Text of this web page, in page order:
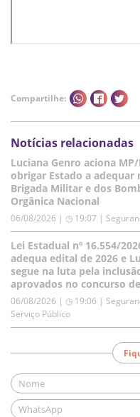
Compartilhe:
Notícias relacionadas
Luciana Genro aciona MP/
obrigar Estado a adequar
Brigada Militar e dos
Orgânica Nacional
06/08/2026 | ◷ 19:07 |
Lei Estadual nº 16.554/
adequa edital de 2026 e
segue na luta pela
aprovados no concurso
06/08/2026 | ◷ 19:06 |
Serviço Público